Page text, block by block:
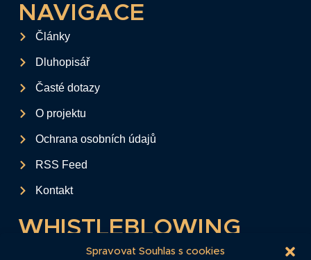
Spravovat Souhlas s cookies
NAVIGACE
Články
Dluhopisář
Časté dotazy
O projektu
Ochrana osobních údajů
RSS Feed
Kontakt
WHISTLEBLOWING
Tento formulář slouží k anonymnímu zaslání